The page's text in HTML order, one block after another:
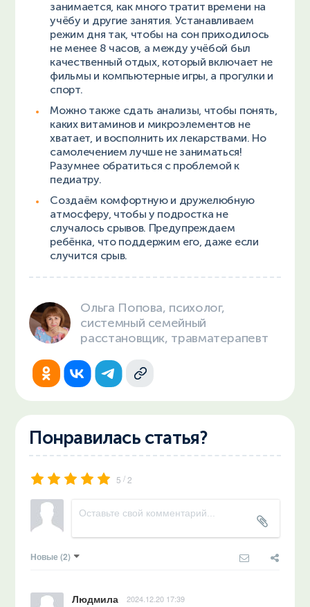
занимается, как много тратит времени на
учёбу и другие занятия. Устанавливаем
режим дня так, чтобы на сон приходилось
не менее 8 часов, а между учёбой был
качественный отдых, который включает не
фильмы и компьютерные игры, а прогулки и
спорт.
Можно также сдать анализы, чтобы понять,
каких витаминов и микроэлементов не
хватает, и восполнить их лекарствами. Но
самолечением лучше не заниматься!
Разумнее обратиться с проблемой к
педиатру.
Создаём комфортную и дружелюбную
атмосферу, чтобы у подростка не
случалось срывов. Предупреждаем
ребёнка, что поддержим его, даже если
случится срыв.
Ольга Попова, психолог,
системный семейный
расстановщик, травматерапевт
Понравилась статья?
5 / 2
Новые (2)
Людмила 2024.12.20 17:39